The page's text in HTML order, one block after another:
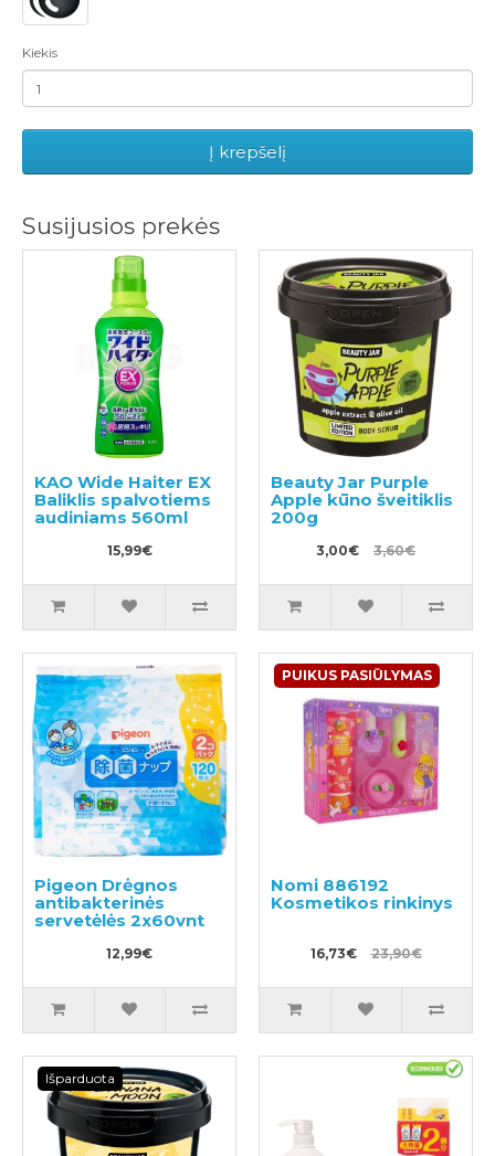
Kiekis
Į krepšelį
Susijusios prekės
KAO Wide Haiter EX
Baliklis spalvotiems
audiniams 560ml
15,99€
Beauty Jar Purple
Apple kūno šveitiklis
200g
3,00€ 3,60€
Pigeon Drėgnos
antibakterinės
servetėlės 2x60vnt
12,99€
PUIKUS PASIŪLYMAS
Nomi 886192
Kosmetikos rinkinys
16,73€ 23,90€
Išparduota